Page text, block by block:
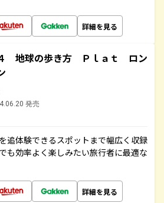
詳細を見る
地球の歩き方 Ｐｌａｔ ロン
発売
追体験できるスポットまで幅広く収録
も効率よく楽しみたい旅行者に最適な
詳細を見る